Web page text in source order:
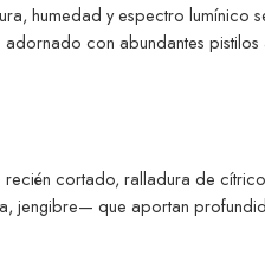
humedad y espectro lumínico
con abundantes
cortado, ralladura de
jengibre— que aportan